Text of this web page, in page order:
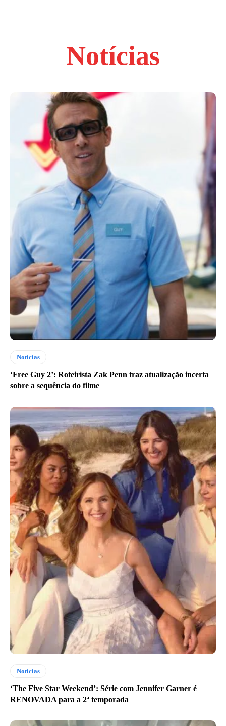
Notícias
Notícias
‘Free Guy 2’: Roteirista Zak Penn traz atualização incerta
sobre a sequência do filme
Notícias
‘The Five Star Weekend’: Série com Jennifer Garner é
RENOVADA para a 2ª temporada